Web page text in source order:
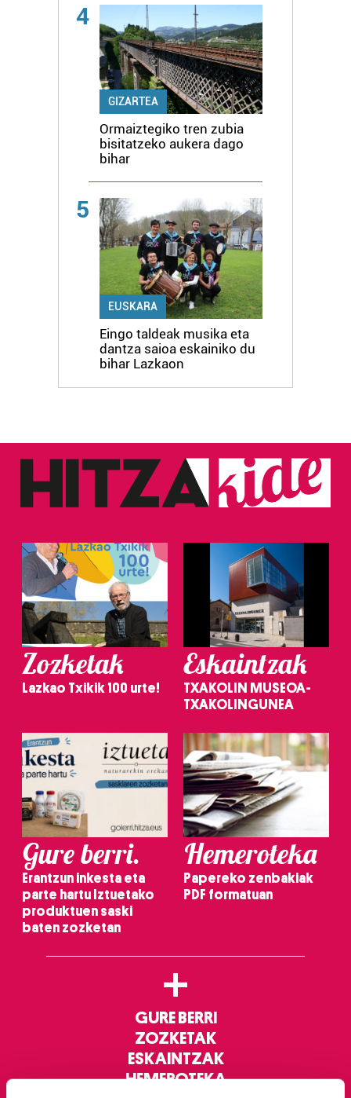
4
GIZARTEA
Ormaiztegiko tren zubia
bisitatzeko aukera dago
bihar
5
EUSKARA
Eingo taldeak musika eta
dantza saioa eskainiko du
bihar Lazkaon
Zozketak
Lazkao Txikik 100 urte!
Eskaintzak
TXAKOLIN MUSEOA-
TXAKOLINGUNEA
Gure berri.
Erantzun inkesta eta
parte hartu Iztuetako
produktuen saski
baten zozketan
Hemeroteka
Papereko zenbakiak
PDF formatuan
+
GURE BERRI
ZOZKETAK
ESKAINTZAK
HEMEROTEKA